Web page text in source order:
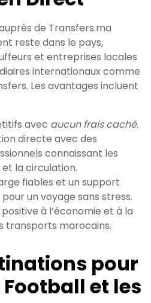
de Transfers.ma
reste dans le pays,
et entreprises locales
internationaux comme
Les avantages incluent
avec aucun frais caché.
directe avec des
connaissant les
la circulation.
fiables et un support
un voyage sans stress.
à l’économie et à la
transports marocains.
pour
Football et les